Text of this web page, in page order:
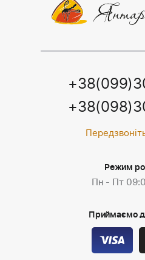
Режим
Пн - Пт
Приймаємо